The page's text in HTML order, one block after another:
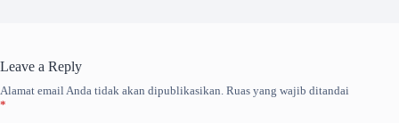
Leave a Reply
Alamat email Anda tidak akan dipublikasikan. Ruas yang wajib ditandai
*